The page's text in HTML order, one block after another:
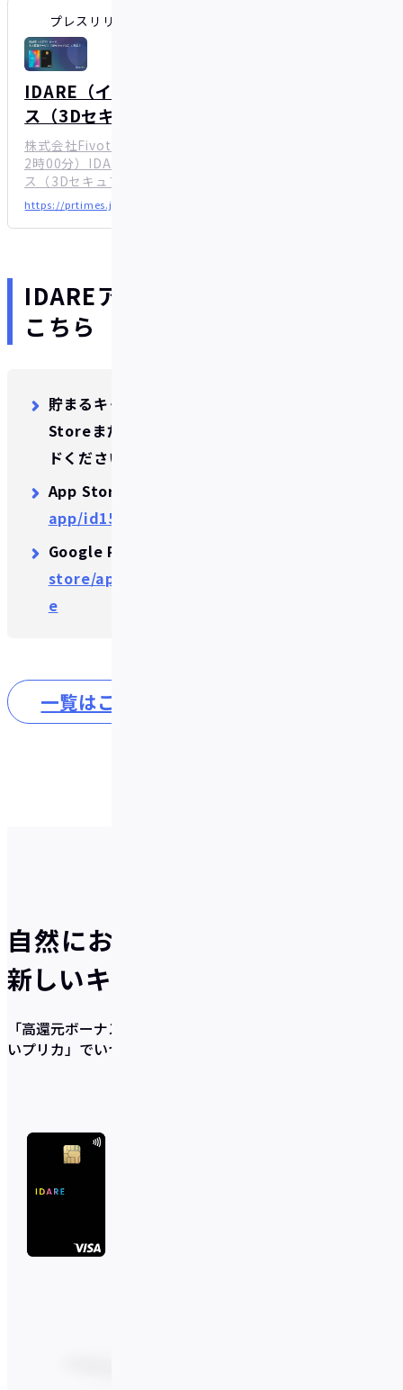
プレスリリース・ニュースリリース配信シェアNo.1｜PR
IDARE（イデア）カード、本人認証サービ
ス（3Dセキュア2.0）に対応
株式会社Fivotのプレスリリース（2022年10月26日 1
2時00分）IDARE（イデア）カード、本人認証サービ
ス（3Dセキュア2.0）に対応
IDAREアプリのダウンロードは
こちら
貯まるキャッシュレスアプリ​IDARE​は、​App
StoreまたはGoogle Play​よりダウンロー
ドください。
App Store:​
app/id1562618580?mt=8
Google Play:
store/apps/details?id=jp.co.fivot.idar
e
一覧はこちら
自然にお得が貯まる、
新しいキャッシュレスのかたち
「高還元ボーナス×充実の貯蓄サポート機能×使いやす
いプリカ」 でいつの間にか貯まるを実現